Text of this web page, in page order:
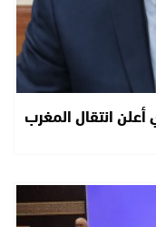
انتقال المغرب